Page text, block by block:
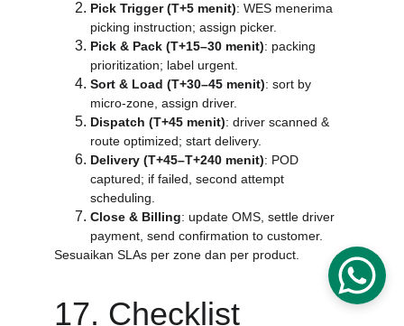
Pick Trigger (T+5 menit): WES menerima
picking instruction; assign picker.
Pick & Pack (T+15–30 menit): packing
prioritization; label urgent.
Sort & Load (T+30–45 menit): sort by
micro-zone, assign driver.
Dispatch (T+45 menit): driver scanned &
route optimized; start delivery.
Delivery (T+45–T+240 menit): POD
captured; if failed, second attempt
scheduling.
Close & Billing: update OMS, settle driver
payment, send confirmation to customer.
Sesuaikan SLAs per zone dan per product.
17. Checklist